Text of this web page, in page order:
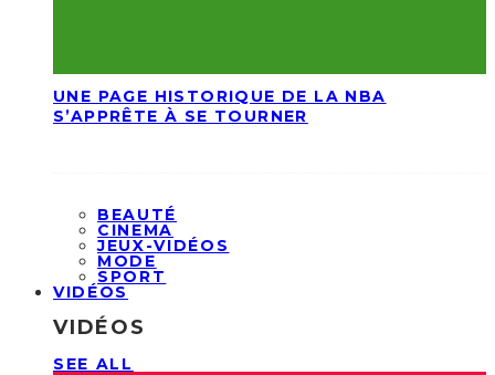
UNE PAGE HISTORIQUE DE LA NBA
S’APPRÊTE À SE TOURNER
BEAUTÉ
CINEMA
JEUX-VIDÉOS
MODE
SPORT
VIDÉOS
VIDÉOS
SEE ALL